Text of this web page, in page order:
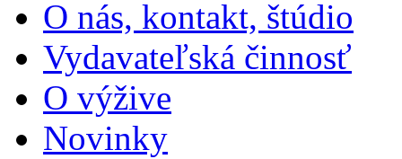
O nás, kontakt, štúdio
Vydavateľská činnosť
O výžive
Novinky